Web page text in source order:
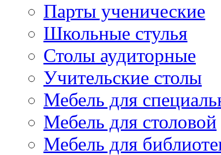
Парты ученические
Школьные стулья
Столы аудиторные
Учительские столы
Мебель для
Мебель для столовой
Мебель для